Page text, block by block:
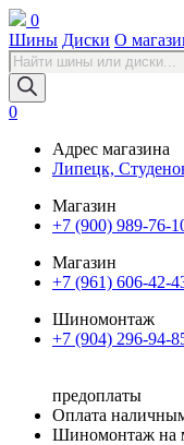
0
Шины Диски О
Поиск
товаров
0
Адрес магазина
Липецк,
Магазин
+7 (900) 989-76-
Магазин
+7 (961) 606-42-
Шиномонтаж
+7 (904) 296-94-
предоплаты
Оплата
Шиномонтаж на